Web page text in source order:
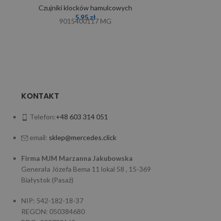
Czujniki klocków hamulcowych
5,95zł
9015400117 MG
KONTAKT
Telefon:+48 603 314 051
email: sklep@mercedes.click
Firma MJM Marzanna Jakubowska
Generała Józefa Bema 11 lokal 58 , 15-369
Białystok (Pasaż)
NIP: 542-182-18-37
REGON: 050384680